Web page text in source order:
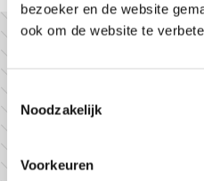
bezoeker en de website
ook om de website te
Noodzakelijk
Voorkeuren
FINMIX panel -
22 januari 2026